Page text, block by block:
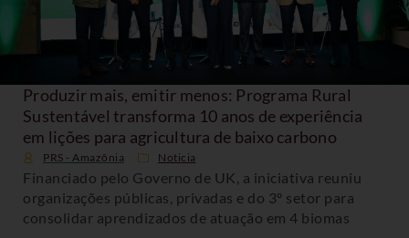
Produzir mais, emitir menos: Programa Rural
Sustentável transforma 10 anos de experiência
em lições para agricultura de baixo carbono
PRS - Amazônia Noticia
Financiado pelo Governo de UK, a iniciativa reuniu
organizações públicas, privadas e do 3º setor para
consolidar aprendizados de atuação em 4 biomas